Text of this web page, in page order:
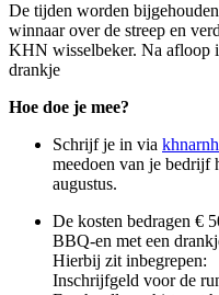
De tijden worden
winnaar over de streep en
KHN wisselbeker. Na afloop
drankje
Hoe doe je mee?
Schrijf je in via
meedoen van je bedrijf
augustus.
De kosten bedragen €
BBQ-en met een
Hierbij zit inbegrepen:
Inschrijfgeld voor de